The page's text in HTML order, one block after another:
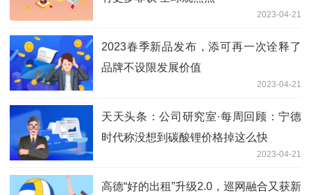
2023-04-21
2023春季新品发布，添可再一次诠释了
品牌不设限发展价值
2023-04-21
天天头条：公司研究室·每周回顾：宁德
时代称没想到碳酸锂价格掉这么快
2023-04-21
高德“好的出租”升级2.0，巡网融合又获新